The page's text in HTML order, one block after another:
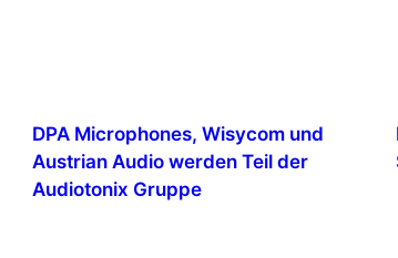
DPA Microphones, Wisycom und
Austrian Audio werden Teil der
Audiotonix Gruppe